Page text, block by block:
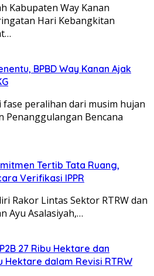
Kabupaten Way Kanan
Hari Kebangkitan
BPBD Way Kanan Ajak
fase peralihan dari musim hujan
Penanggulangan Bencana
Tertib Tata Ruang,
Verifikasi IPPR
Rakor Lintas Sektor RTRW dan
Ayu Asalasiyah,…
27 Ribu Hektare dan
Hektare dalam Revisi RTRW